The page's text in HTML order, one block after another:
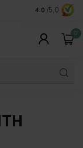
Secure
4.0 /5.0
0